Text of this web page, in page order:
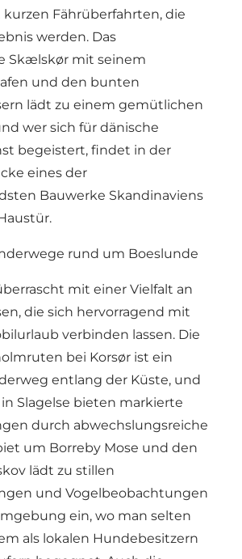
Fährüberfahrten, die
werden. Das
Skælskør mit seinem
und den bunten
lädt zu einem gemütlichen
wer sich für dänische
begeistert, findet in der
eines der
Bauwerke Skandinaviens
rund um Boeslunde
mit einer Vielfalt an
die sich hervorragend mit
verbinden lassen. Die
bei Korsør ist ein
entlang der Küste, und
Slagelse bieten markierte
durch abwechslungsreiche
um Borreby Mose und den
lädt zu stillen
und Vogelbeobachtungen
ein, wo man selten
als lokalen Hundebesitzern